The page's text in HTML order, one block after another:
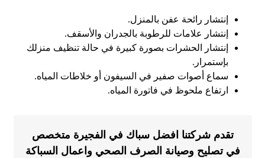
إنتشار رائحة عفن بالمنزل.
إنتشار علامات للرطوبة بالجدران والأسقف.
إنتشار الحشرات بصورة كبيرة في حالة تنظيف منزلك
بإستمرار.
سماع أصوات صفير في السيفون أو خلاطات المياه.
ارتفاع ملحوظ في فاتورة المياه.
تقدم شركتنا افضل سباك في الفجيرة متخصص
في تصليح وصيانة الصرف الصحي واعمال السباكة